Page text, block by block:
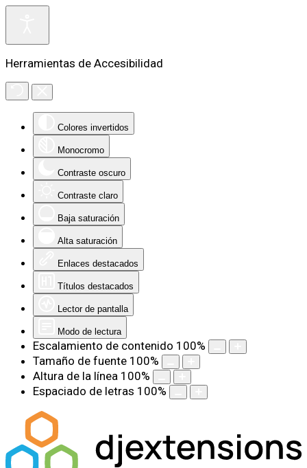
Herramientas de Accesibilidad
Colores invertidos
Monocromo
Contraste oscuro
Contraste claro
Baja saturación
Alta saturación
Enlaces destacados
Títulos destacados
Lector de pantalla
Modo de lectura
Escalamiento de contenido 100%
Tamaño de fuente 100%
Altura de la línea 100%
Espaciado de letras 100%